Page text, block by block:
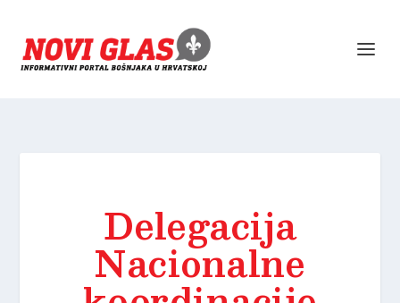
Delegacija
Nacionalne